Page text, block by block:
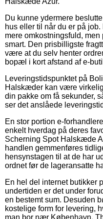
Du kunne ydermere
hus eller til når du er på
mere omkostningsfuld,
smart. Den prisbilligste
være at du selv henter
bopæl i kort afstand af e-
Leveringstidspunktet på
Halskæder kan være
din pakke om få sekunder,
ser det anslåede
En stor portion e-
enkelt hverdag på deres
Scherning Spot Halskæde
handlen gemmenføres
hensynstagen til at de har
ordnet før de lageransatte
En hel del internet butikker
undertiden er det under
en bestemt sum. Desuden
kostelige form for levering,
man bor nær København,